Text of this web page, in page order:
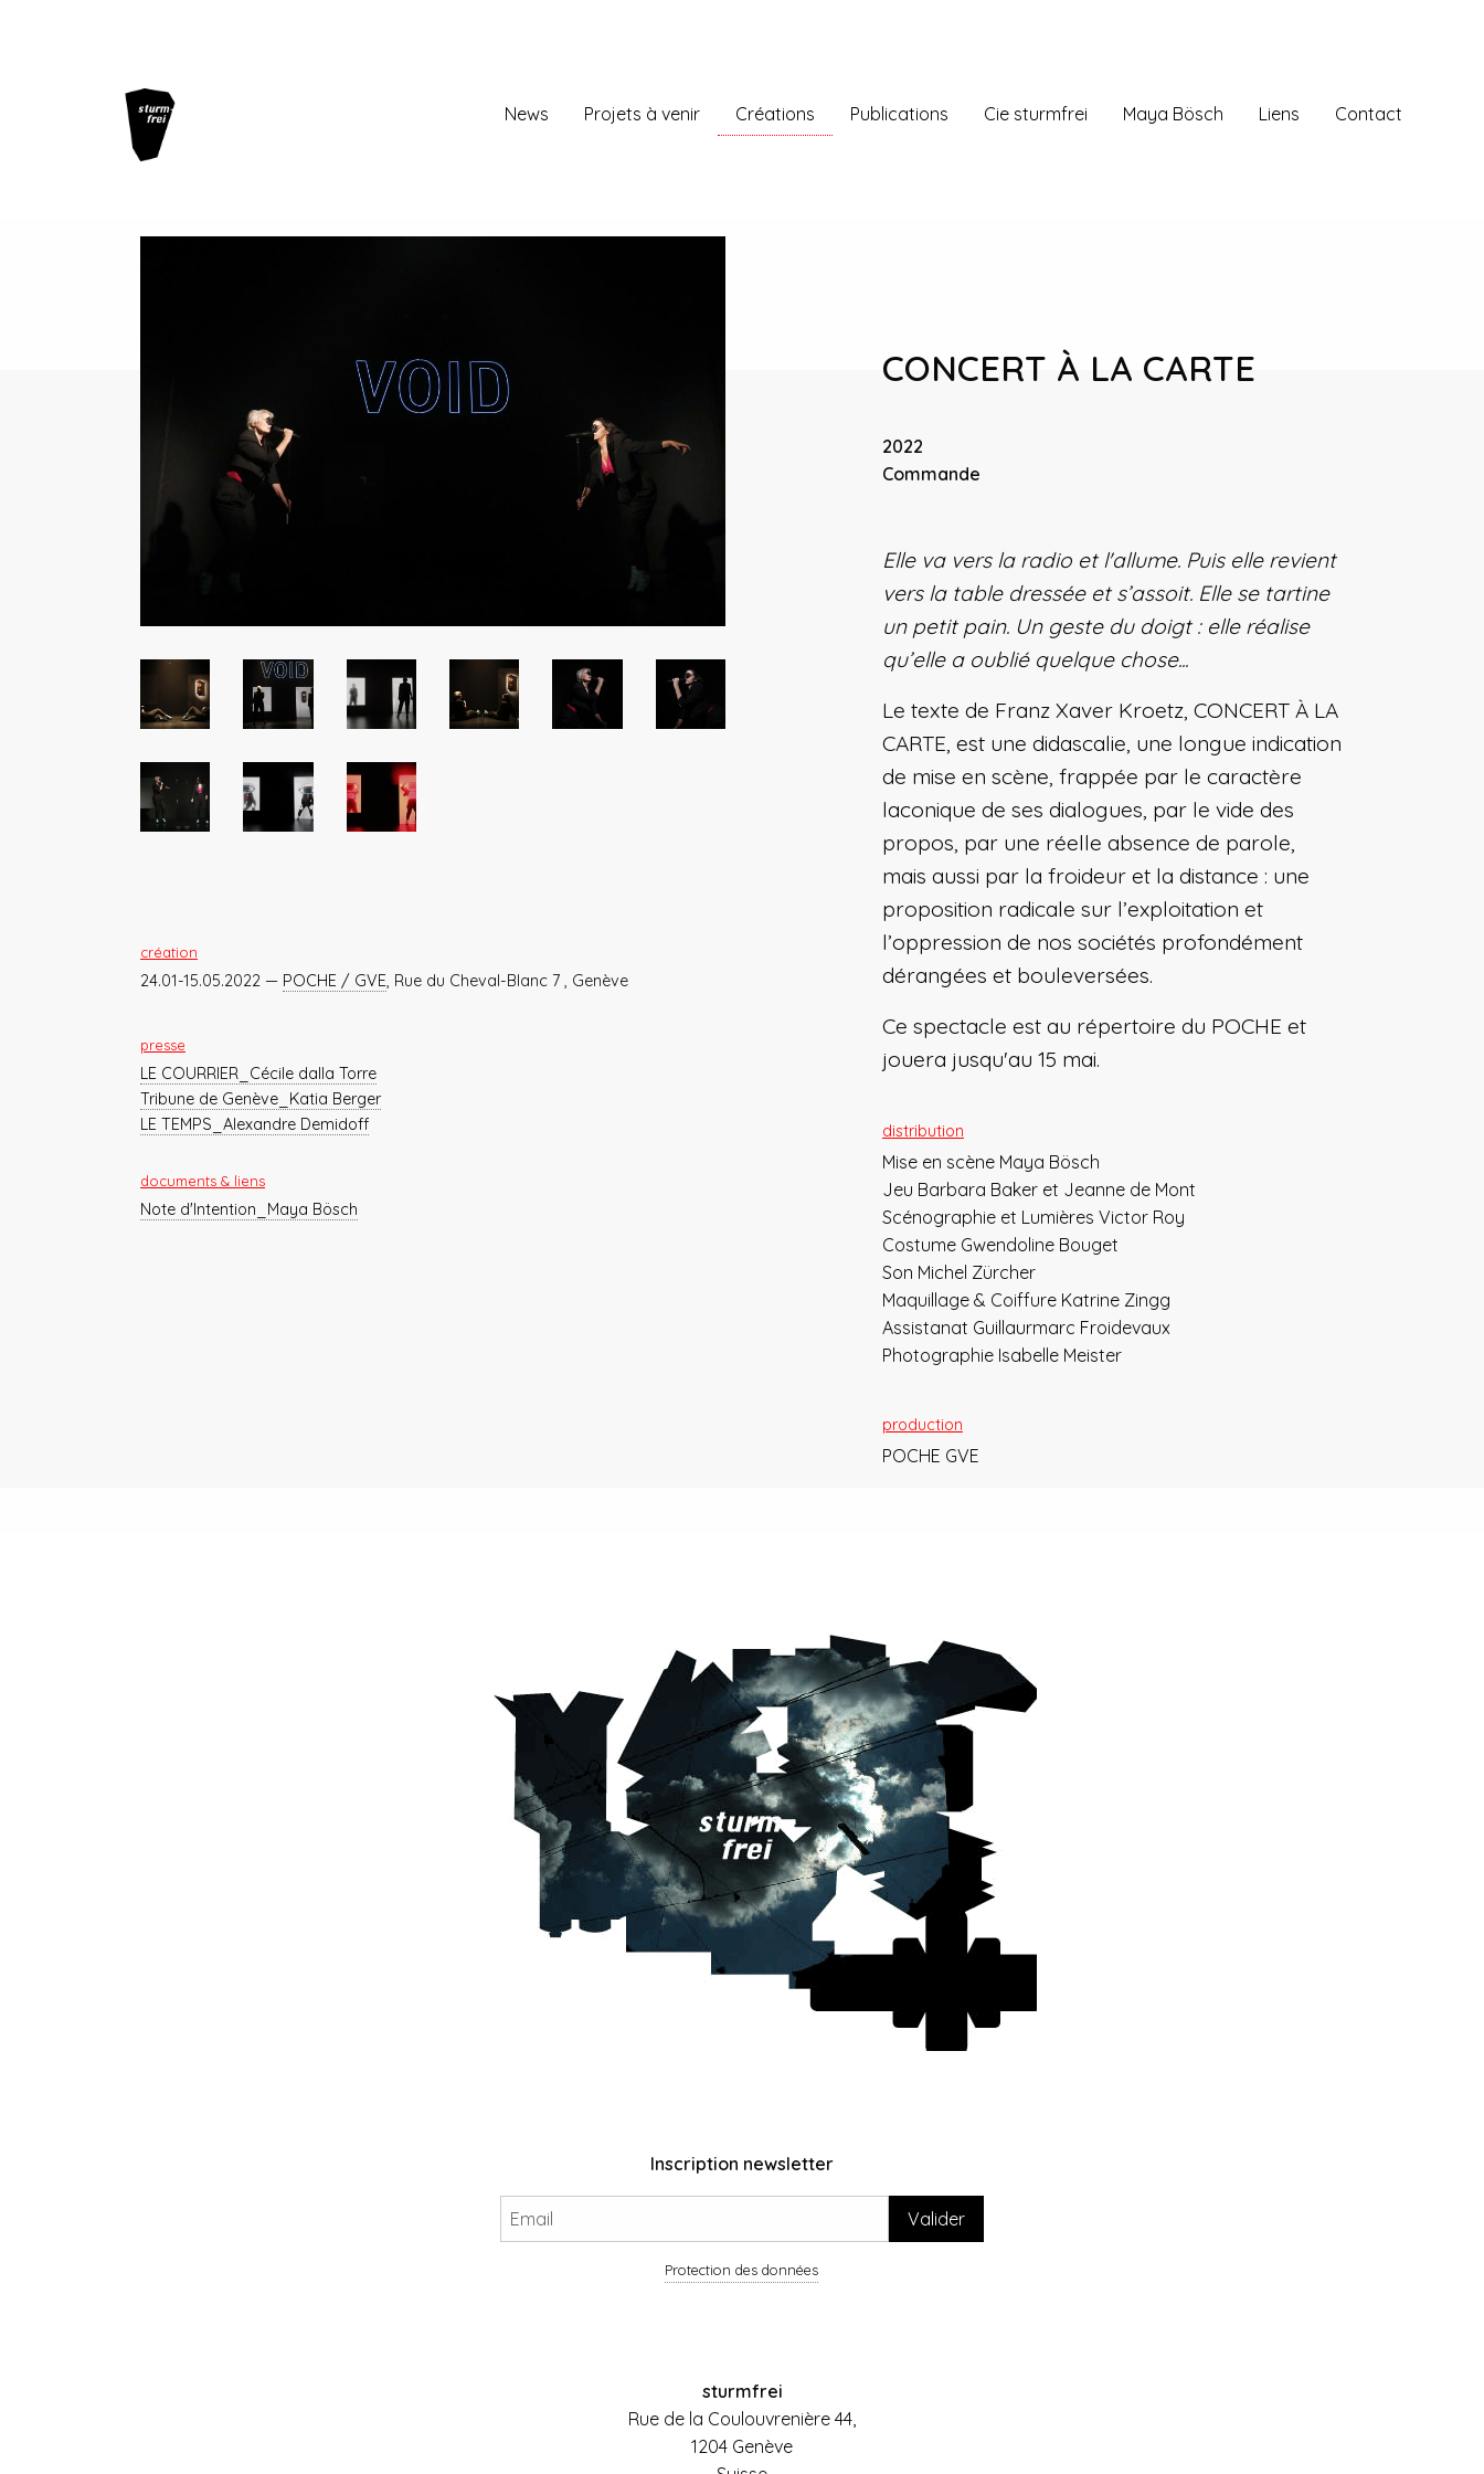
News Projets à venir Créations Publications Cie sturmfrei Maya Bösch Liens Contact
création
24.01-15.05.2022 — POCHE / GVE, Rue du Cheval-Blanc 7 , Genève
presse
LE COURRIER_Cécile dalla Torre
Tribune de Genève_Katia Berger
LE TEMPS_Alexandre Demidoff
documents & liens
Note d'Intention_Maya Bösch
CONCERT À LA CARTE
2022
Commande
Elle va vers la radio et l'allume. Puis elle revient
vers la table dressée et s’assoit. Elle se tartine
un petit pain. Un geste du doigt : elle réalise
qu’elle a oublié quelque chose...
Le texte de Franz Xaver Kroetz, CONCERT À LA
CARTE, est une didascalie, une longue indication
de mise en scène, frappée par le caractère
laconique de ses dialogues, par le vide des
propos, par une réelle absence de parole,
mais aussi par la froideur et la distance : une
proposition radicale sur l’exploitation et
l’oppression de nos sociétés profondément
dérangées et bouleversées.
Ce spectacle est au répertoire du POCHE et
jouera jusqu'au 15 mai.
distribution
Mise en scène Maya Bösch
Jeu Barbara Baker et Jeanne de Mont
Scénographie et Lumières Victor Roy
Costume Gwendoline Bouget
Son Michel Zürcher
Maquillage & Coiffure Katrine Zingg
Assistanat Guillaurmarc Froidevaux
Photographie Isabelle Meister
production
POCHE GVE
Inscription newsletter
Protection des données
sturmfrei
Rue de la Coulouvrenière 44,
1204 Genève